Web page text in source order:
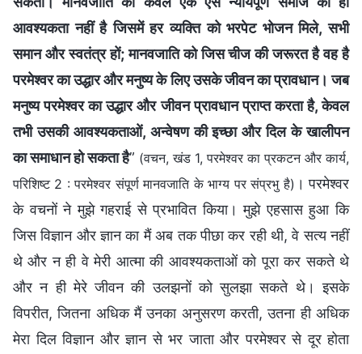
आवश्यकता नहीं है जिसमें हर व्यक्ति को भरपेट भोजन मिले, सभी
समान और स्वतंत्र हों; मानवजाति को जिस चीज की जरूरत है वह है
परमेश्वर का उद्धार और मनुष्य के लिए उसके जीवन का प्रावधान। जब
मनुष्य परमेश्वर का उद्धार और जीवन प्रावधान प्राप्त करता है, केवल
तभी उसकी आवश्यकताओं, अन्वेषण की इच्छा और दिल के खालीपन
का समाधान हो सकता है” (वचन, खंड 1, परमेश्वर का प्रकटन और कार्य,
परिशिष्ट 2 : परमेश्वर संपूर्ण मानवजाति के भाग्य पर संप्रभु है) । परमेश्वर
के वचनों ने मुझे गहराई से प्रभावित किया। मुझे एहसास हुआ कि
जिस विज्ञान और ज्ञान का मैं अब तक पीछा कर रही थी, वे सत्य नहीं
थे और न ही वे मेरी आत्मा की आवश्यकताओं को पूरा कर सकते थे
और न ही मेरे जीवन की उलझनों को सुलझा सकते थे। इसके
विपरीत, जितना अधिक मैं उनका अनुसरण करती, उतना ही अधिक
मेरा दिल विज्ञान और ज्ञान से भर जाता और परमेश्वर से दूर होता